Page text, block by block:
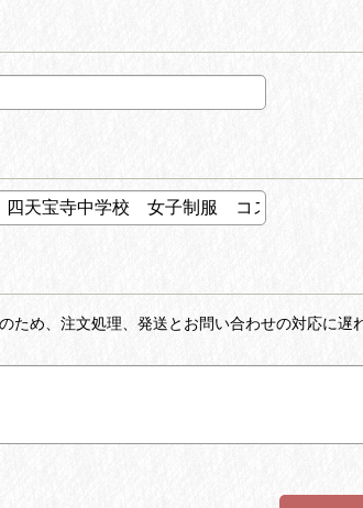
ため、注文処理、発送とお問い合わせの対応に遅